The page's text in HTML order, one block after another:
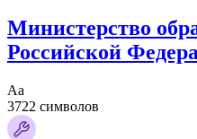
Министерство
Российской
Аа
3722 символов